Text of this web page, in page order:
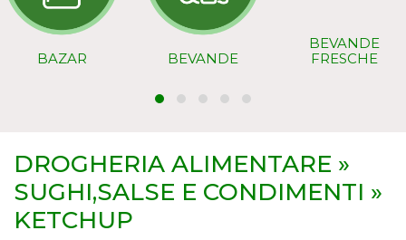
BAZAR BEVANDE
BEVANDE
FRESCHE
DROGHERIA ALIMENTARE »
SUGHI,SALSE E CONDIMENTI »
KETCHUP